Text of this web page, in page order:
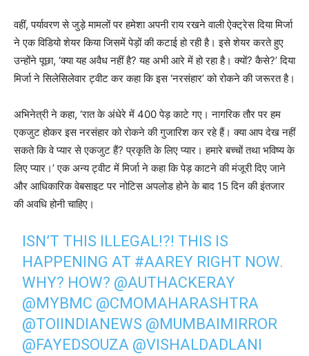
वहीं, पर्यावरण से जुड़े मामलों पर हमेशा अपनी राय रखने वाली ऐक्‍ट्रेस दिया मिर्जा
ने एक विडियो शेयर किया जिसमें पेड़ों की कटाई हो रही है। इसे शेयर करते हुए
उन्‍होंने पूछा, ‘क्‍या यह अवैध नहीं है? यह अभी आरे में हो रहा है। क्‍यों? कैसे?’ दिया
मिर्जा ने सिलेसिलेवार ट्वीट कर कहा कि इस ‘नरसंहार’ को रोकने की जरूरत है।
अभिनेत्री ने कहा, ‘रात के अंधेरे में 400 पेड़ काटे गए। नागरिक तौर पर हम
एकजुट होकर इस नरसंहार को रोकने की गुजारिश कर रहे हैं। क्या आप देख नहीं
सकते कि वे प्यार से एकजुट हैं? प्रकृति के लिए प्यार। हमारे बच्चों तथा भविष्य के
लिए प्यार।’ एक अन्य ट्वीट में मिर्जा ने कहा कि पेड़ काटने की मंजूरी दिए जाने
और आधिकारिक वेबसाइट पर नोटिस अपलोड होने के बाद 15 दिन की इंतजार
की अवधि होनी चाहिए।
ISN’T THIS ILLEGAL!?! THIS IS
HAPPENING AT #AAREY RIGHT NOW.
WHY? HOW? @AUTHACKERAY
@MYBMC @CMOMAHARASHTRA
@TOIINDIANEWS @MUMBAIMIRROR
@FAYEDSOUZA @VISHALDADLANI